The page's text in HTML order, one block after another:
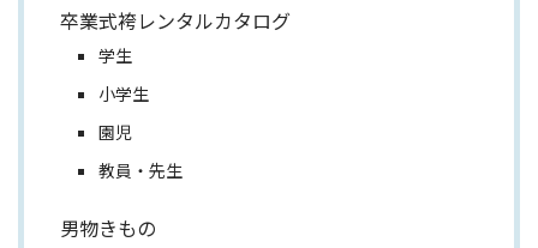
卒業式袴レンタルカタログ
学生
小学生
園児
教員・先生
男物きもの